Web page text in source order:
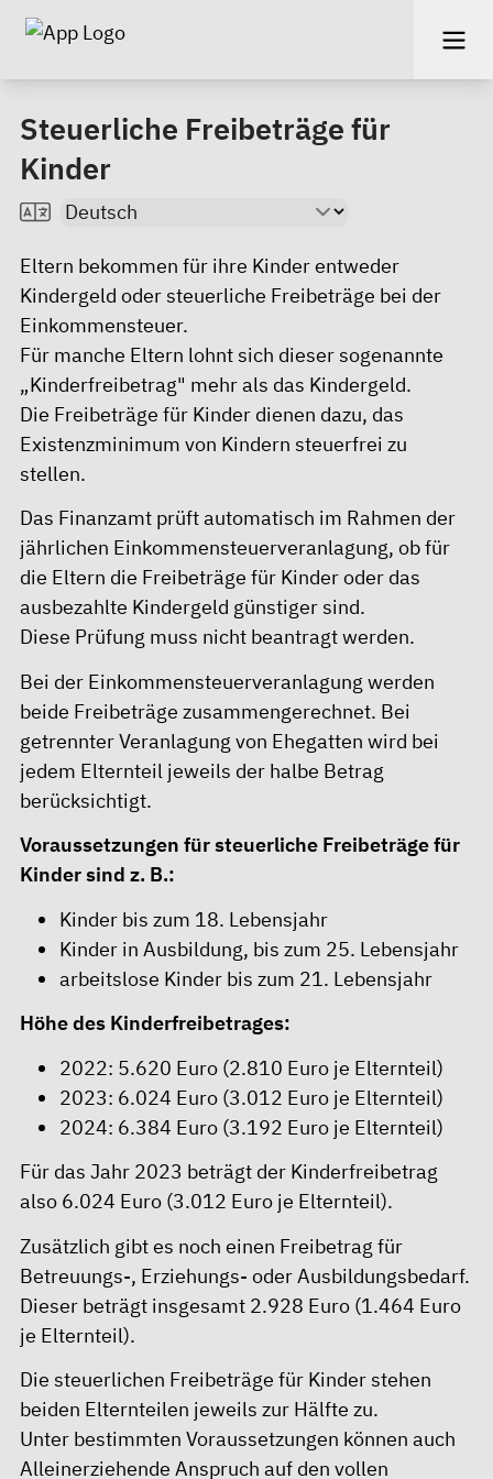
Steuerliche Freibeträge für
Kinder
Eltern bekommen für ihre Kinder entweder
Kindergeld oder steuerliche Freibeträge bei der
Einkommensteuer.
Für manche Eltern lohnt sich dieser sogenannte
„Kinderfreibetrag" mehr als das Kindergeld.
Die Freibeträge für Kinder dienen dazu, das
Existenzminimum von Kindern steuerfrei zu
stellen.
Das Finanzamt prüft automatisch im Rahmen der
jährlichen Einkommensteuerveranlagung, ob für
die Eltern die Freibeträge für Kinder oder das
ausbezahlte Kindergeld günstiger sind.
Diese Prüfung muss nicht beantragt werden.
Bei der Einkommensteuerveranlagung werden
beide Freibeträge zusammengerechnet. Bei
getrennter Veranlagung von Ehegatten wird bei
jedem Elternteil jeweils der halbe Betrag
berücksichtigt.
Voraussetzungen für steuerliche Freibeträge für
Kinder sind z. B.:
Kinder bis zum 18. Lebensjahr
Kinder in Ausbildung, bis zum 25. Lebensjahr
arbeitslose Kinder bis zum 21. Lebensjahr
Höhe des Kinderfreibetrages:
2022: 5.620 Euro (2.810 Euro je Elternteil)
2023: 6.024 Euro (3.012 Euro je Elternteil)
2024: 6.384 Euro (3.192 Euro je Elternteil)
Für das Jahr 2023 beträgt der Kinderfreibetrag
also 6.024 Euro (3.012 Euro je Elternteil).
Zusätzlich gibt es noch einen Freibetrag für
Betreuungs-, Erziehungs- oder Ausbildungsbedarf.
Dieser beträgt insgesamt 2.928 Euro (1.464 Euro
je Elternteil).
Die steuerlichen Freibeträge für Kinder stehen
beiden Elternteilen jeweils zur Hälfte zu.
Unter bestimmten Voraussetzungen können auch
Alleinerziehende Anspruch auf den vollen